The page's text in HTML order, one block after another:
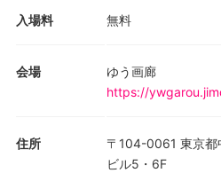
入場料 無料
会場
ゆう画廊
https://
住所
〒104-0061 東京都
ビル5・6F